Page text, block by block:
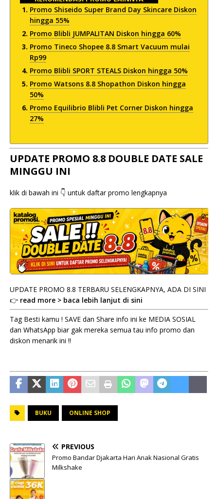
Promo Shiseido Super Brand Day Skincare Diskon
hingga 55%
Promo Blibli JUMPALITAN Diskon hingga 60%
Promo Tineco Shopee 8.8 Smart Vacuum mulai
Rp99
Promo Blibli SPORT STEALS Diskon hingga 50%
Promo Watsons 8.8 Shopathon Diskon hingga
50%
Promo Equilibrio Blibli Pet Corner Diskon hingga
27%
UPDATE PROMO 8.8 DOUBLE DATE SALE
MINGGU INI
klik di bawah ini 👇 untuk daftar promo lengkapnya
UPDATE PROMO 8.8 TERBARU SELENGKAPNYA, ADA DI SINI
👉 read more > baca lebih lanjut di sini
Tag Besti kamu ! SAVE dan Share info ini ke MEDIA SOSIAL
dan WhatsApp biar gak mereka semua tau info promo dan
diskon menarik ini !!
BUKU ONLINE SHOP
PREVIOUS
Promo Bandar Djakarta Hari Anak Nasional Gratis
Milkshake